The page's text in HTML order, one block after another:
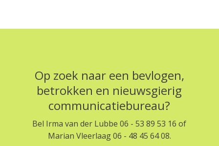
Op zoek naar een bevlogen,
betrokken en nieuwsgierig
communicatiebureau?
Bel Irma van der Lubbe 06 - 53 89 53 16 of
Marian Vleerlaag 06 - 48 45 64 08.